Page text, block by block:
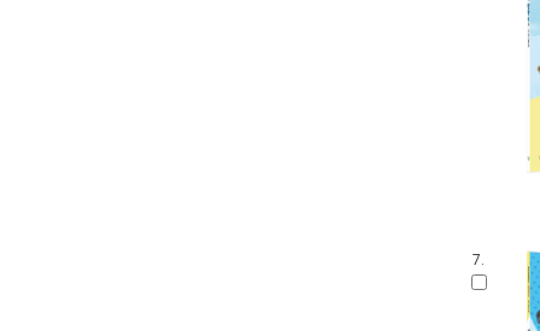
7.